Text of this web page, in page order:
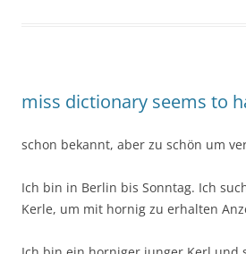
miss dictionary seems to
schon bekannt, aber zu schön um
Ich bin in Berlin bis Sonntag. Ich
Kerle, um mit hornig zu erhalten